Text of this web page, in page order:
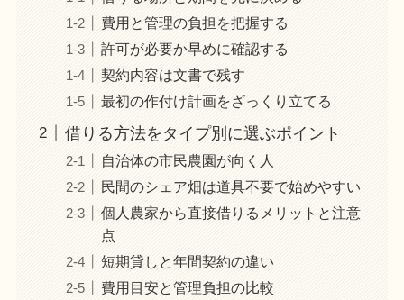
費用と管理の負担を把握する
許可が必要か早めに確認する
契約内容は文書で残す
最初の作付け計画をざっくり立てる
借りる方法をタイプ別に選ぶポイント
自治体の市民農園が向く人
民間のシェア畑は道具不要で始めやすい
個人農家から直接借りるメリットと注意
点
短期貸しと年間契約の違い
費用目安と管理負担の比較